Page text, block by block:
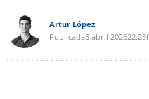
Artur López
Publicada5 abril 2026